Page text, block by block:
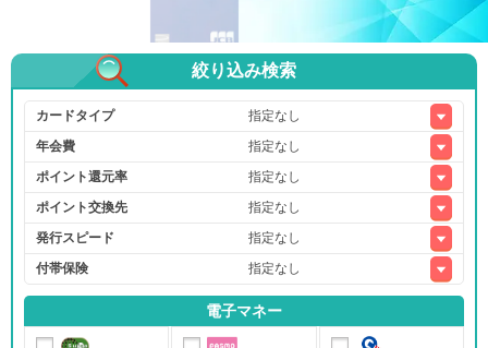
イオンカード（WAON一体型）
アメリカン・エキスプレス®・ゴールド・プリファード・カード
絞り込み検索
カードタイプ
年会費
ポイント還元率
ポイント交換先
発行スピード
付帯保険
電子マネー